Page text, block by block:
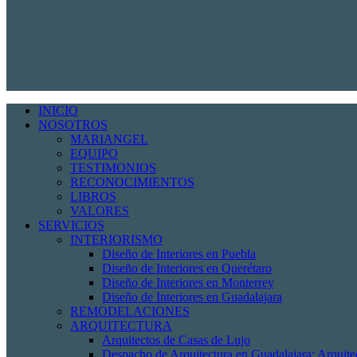
INICIO
NOSOTROS
MARIANGEL
EQUIPO
TESTIMONIOS
RECONOCIMIENTOS
LIBROS
VALORES
SERVICIOS
INTERIORISMO
Diseño de Interiores en Puebla
Diseño de Interiores en Querétaro
Diseño de Interiores en Monterrey
Diseño de Interiores en Guadalajara
REMODELACIONES
ARQUITECTURA
Arquitectos de Casas de Lujo
Despacho de Arquitectura en Guadalajara: